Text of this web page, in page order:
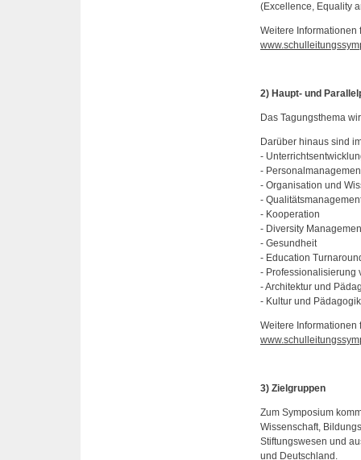
(Excellence, Equality
Weitere
2) Haupt- und
Das Tagungsthema
Darüber hinaus sind
-
-
- Organisation und
-
- Kooperation
- Diversity
- Gesundheit
- Education
- Professionalisierung
- Architektur und
- Kultur und Pädagogik
Weitere
3) Zielgruppen
Zum Symposium
Wissenschaft,
Stiftungswesen und
und Deutschland.